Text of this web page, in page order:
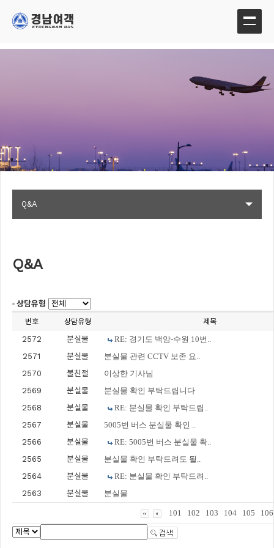
Q&A
Q&A
상담유형
번호 상담유형 제목
2572 분실물
RE: 경기도 백암-수원 10번..
2571
분실물
분실물 관련 CCTV 보존 요..
2570
불친절
이상한 기사님
2569
분실물
분실물 확인 부탁드립니다
2568
분실물
RE: 분실물 확인 부탁드립..
2567
분실물
5005번 버스 분실물 확인 ..
2566
분실물
RE: 5005번 버스 분실물 확..
2565
분실물
분실물 확인 부탁드려도 될..
2564
분실물
RE: 분실물 확인 부탁드려..
2563
분실물 분실물
101 102 103 104 105 106